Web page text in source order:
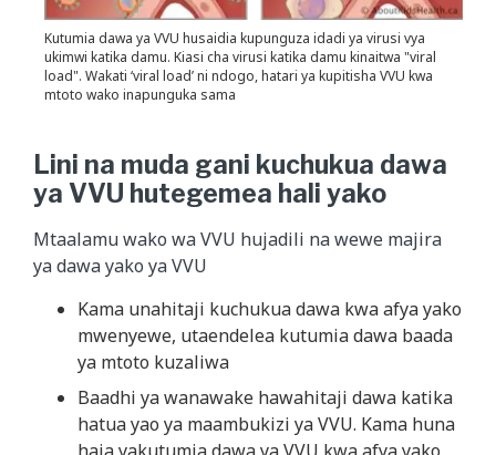
Kutumia dawa ya VVU husaidia kupunguza idadi ya virusi vya
ukimwi katika damu. Kiasi cha virusi katika damu kinaitwa "viral
load". Wakati ‘viral load’ ni ndogo, hatari ya kupitisha VVU kwa
mtoto wako inapunguka sama
Lini na muda gani kuchukua dawa
ya VVU hutegemea hali yako
Mtaalamu wako wa VVU hujadili na wewe majira
ya dawa yako ya VVU
Kama unahitaji kuchukua dawa kwa afya yako
mwenyewe, utaendelea kutumia dawa baada
ya mtoto kuzaliwa
Baadhi ya wanawake hawahitaji dawa katika
hatua yao ya maambukizi ya VVU. Kama huna
haja yakutumia dawa ya VVU kwa afya yako